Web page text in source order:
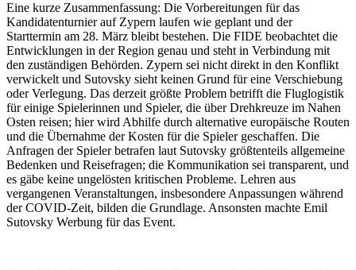
Eine kurze Zusammenfassung: Die Vorbereitungen für das
Kandidatenturnier auf Zypern laufen wie geplant und der
Starttermin am 28. März bleibt bestehen. Die FIDE beobachtet die
Entwicklungen in der Region genau und steht in Verbindung mit
den zuständigen Behörden. Zypern sei nicht direkt in den Konflikt
verwickelt und Sutovsky sieht keinen Grund für eine Verschiebung
oder Verlegung. Das derzeit größte Problem betrifft die Fluglogistik
für einige Spielerinnen und Spieler, die über Drehkreuze im Nahen
Osten reisen; hier wird Abhilfe durch alternative europäische Routen
und die Übernahme der Kosten für die Spieler geschaffen. Die
Anfragen der Spieler betrafen laut Sutovsky größtenteils allgemeine
Bedenken und Reisefragen; die Kommunikation sei transparent, und
es gäbe keine ungelösten kritischen Probleme. Lehren aus
vergangenen Veranstaltungen, insbesondere Anpassungen während
der COVID-Zeit, bilden die Grundlage. Ansonsten machte Emil
Sutovsky Werbung für das Event.